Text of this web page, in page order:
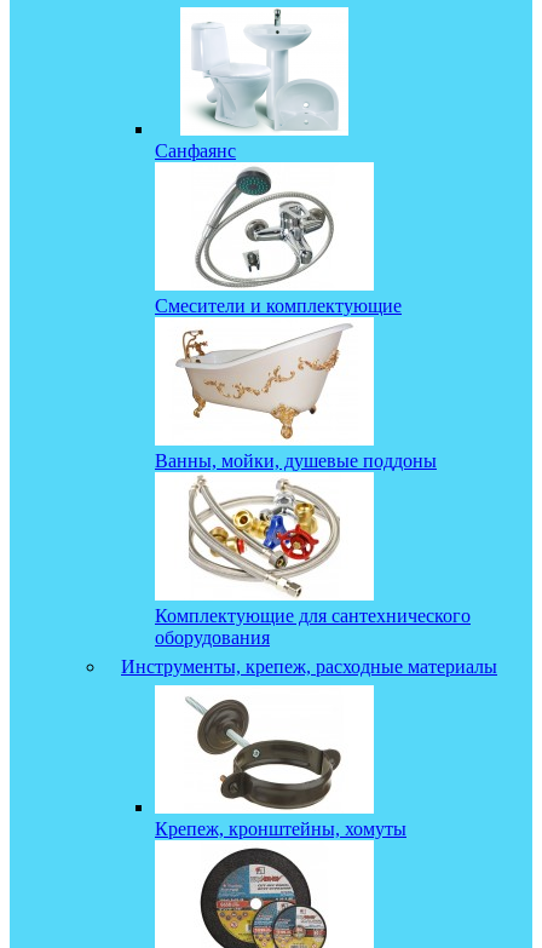
Санфаянс
Смесители и комплектующие
Ванны, мойки, душевые поддоны
Комплектующие для сантехнического
оборудования
Инструменты, крепеж, расходные материалы
Крепеж, кронштейны, хомуты